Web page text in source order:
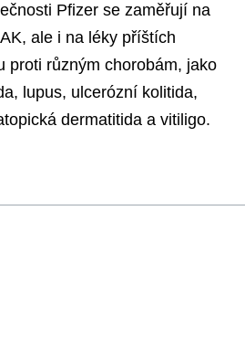
Pfizer se zaměřují na
ale i na léky příštích
proti různým chorobám, jako
lupus, ulcerózní kolitida,
dermatitida a vitiligo.